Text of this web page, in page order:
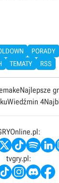
PORADY
TEMATY RSS
Najlepsze
Wiedźmin 4
tvgry.pl: